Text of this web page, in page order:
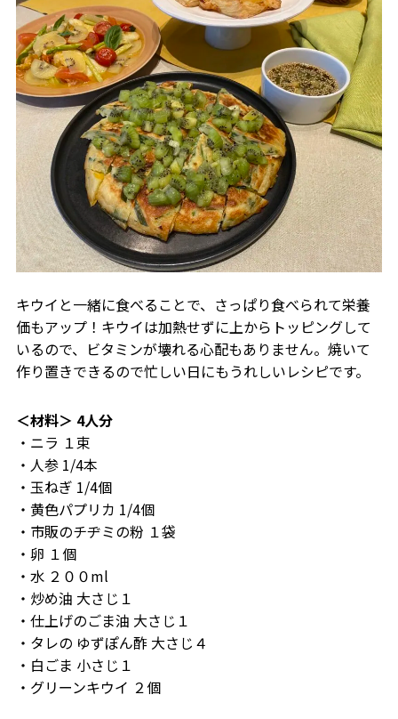
キウイと一緒に食べることで、さっぱり食べられて栄養
価もアップ！キウイは加熱せずに上からトッピングして
いるので、ビタミンが壊れる心配もありません。焼いて
作り置きできるので忙しい日にもうれしいレシピです。
＜材料＞ 4人分
・ニラ １束
・人参 1/4本
・玉ねぎ 1/4個
・黄色パプリカ 1/4個
・市販のチヂミの粉 １袋
・卵 １個
・水 ２００ml
・炒め油 大さじ１
・仕上げのごま油 大さじ１
・タレの ゆずぽん酢 大さじ４
・白ごま 小さじ１
・グリーンキウイ ２個